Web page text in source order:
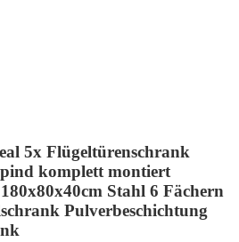
5x Flügeltürenschrank
komplett montiert
Stahl 6 Fächern
Pulverbeschichtung